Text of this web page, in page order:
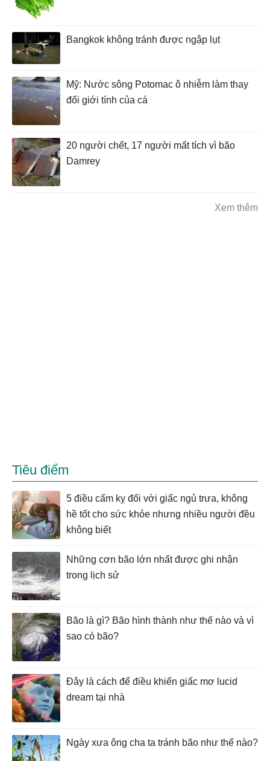
Bangkok không tránh được ngập lụt
Mỹ: Nước sông Potomac ô nhiễm làm thay
đổi giới tính của cá
20 người chết, 17 người mất tích vì bão
Damrey
Xem thêm
Tiêu điểm
5 điều cấm kỵ đối với giấc ngủ trưa, không
hề tốt cho sức khỏe nhưng nhiều người đều
không biết
Những cơn bão lớn nhất được ghi nhận
trong lịch sử
Bão là gì? Bão hình thành như thế nào và vì
sao có bão?
Đây là cách để điều khiển giấc mơ lucid
dream tại nhà
Ngày xưa ông cha ta tránh bão như thế nào?